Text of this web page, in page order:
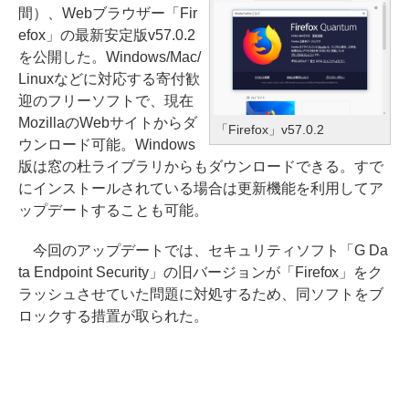
「Firefox」v57.0.2
間）、Webブラウザー「Fir
efox」の最新安定版v57.0.2
を公開した。Windows/Mac/
Linuxなどに対応する寄付歓
迎のフリーソフトで、現在
MozillaのWebサイトからダ
ウンロード可能。Windows
版は窓の杜ライブラリからもダウンロードできる。すで
にインストールされている場合は更新機能を利用してア
ップデートすることも可能。
今回のアップデートでは、セキュリティソフト「G Da
ta Endpoint Security」の旧バージョンが「Firefox」をク
ラッシュさせていた問題に対処するため、同ソフトをブ
ロックする措置が取られた。